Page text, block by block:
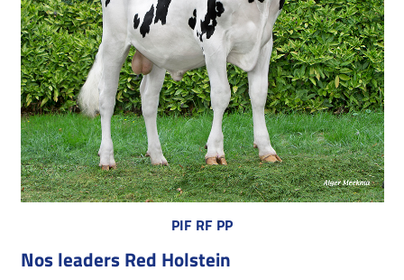
PIF RF PP
Nos leaders Red Holstein